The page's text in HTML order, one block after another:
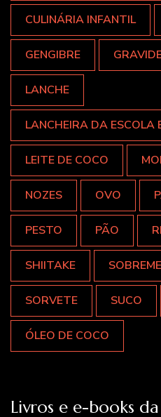
CULINÁRIA INFANTIL
GENGIBRE
LANCHE
LANCHEIRA DA ESCOLA
LEITE DE COCO
NOZES OVO
PESTO PÃO
SHIITAKE
SORVETE SUCO
ÓLEO DE COCO
Livros e e-books